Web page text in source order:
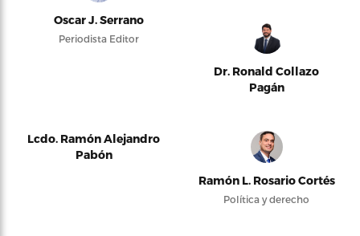
Oscar J. Serrano
Periodista Editor
Dr. Ronald Collazo
Pagán
Lcdo. Ramón Alejandro
Pabón
Ramón L. Rosario Cortés
Política y derecho